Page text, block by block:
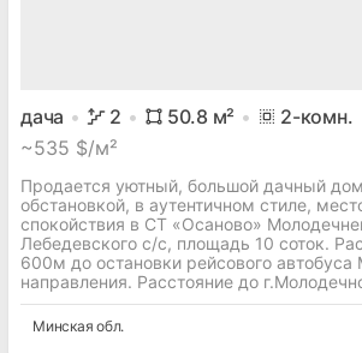
дача 2 50.8 м² 2-комн.
~535 $/м²
Продается уютный, большой дачный
обстановкой, в аутентичном стиле,
спокойствия в СТ «Осаново»
Лебедевского с/с, площадь 10 соток.
600м до остановки рейсового автобуса
направления. Расстояние до
Минская обл.